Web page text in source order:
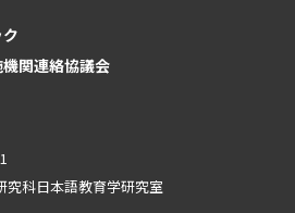
関連絡協議会
究科日本語教育学研究室